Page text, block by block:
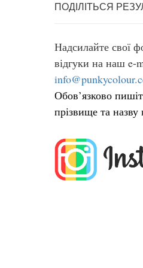
ПОДІЛІТЬСЯ
Надсилайте свої
відгуки на наш e-
Обов’язково
прізвище та назву